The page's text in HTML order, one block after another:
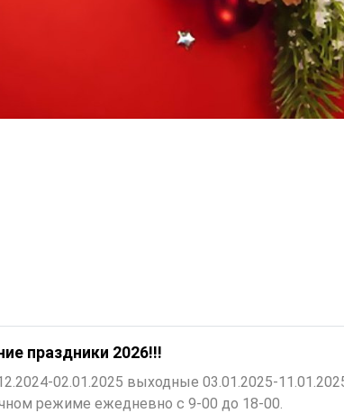
праздники 2026!!!
02.01.2025 выходные 03.01.2025-
режиме ежедневно с 9-00 до 18-00.